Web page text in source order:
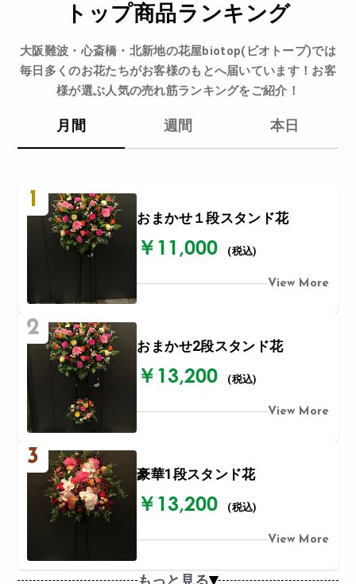
トップ商品ランキング
大阪難波・心斎橋・北新地の花屋biotop(ビオトープ)では
毎日多くのお花たちがお客様のもとへ届いています！お客
様が選ぶ人気の売れ筋ランキングをご紹介！
月間 週間 本日
1
おまかせ１段スタンド花
￥11,000 (税込)
View More
2
おまかせ2段スタンド花
￥13,200 (税込)
View More
3
豪華1段スタンド花
￥13,200 (税込)
View More
もっと見る